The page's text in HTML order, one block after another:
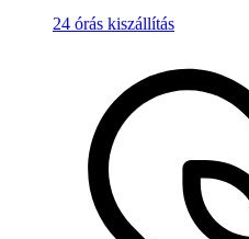
24 órás kiszállítás